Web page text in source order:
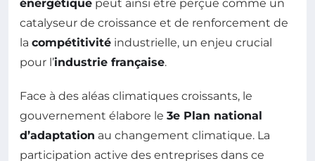
énergétique peut ainsi être perçue comme un
catalyseur de croissance et de renforcement de
la compétitivité industrielle, un enjeu crucial
pour l’industrie française.
Face à des aléas climatiques croissants, le
gouvernement élabore le 3e Plan national
d’adaptation au changement climatique. La
participation active des entreprises dans ce